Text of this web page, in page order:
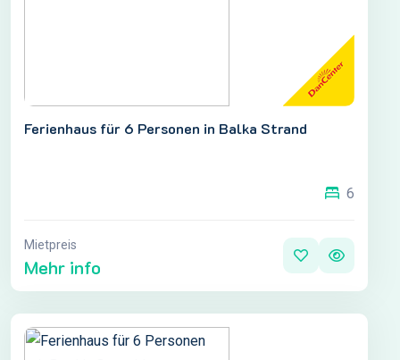
Ferienhaus für 6 Personen in Balka Strand
6
Mietpreis
Mehr info